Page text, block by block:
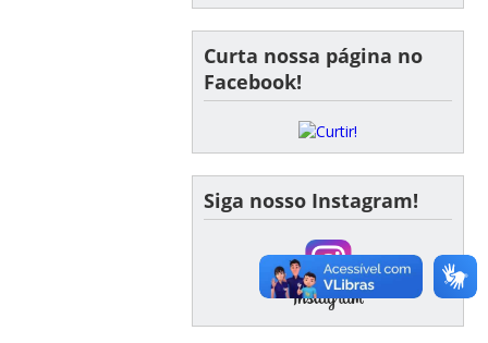
Curta nossa página no
Facebook!
Siga nosso Instagram!